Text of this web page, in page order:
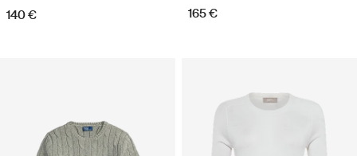
140 € 165 €